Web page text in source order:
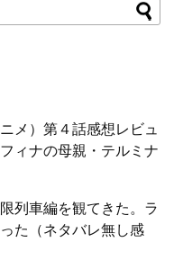
メ）第４話感想レビュ
ィナの母親・テルミナ
列車編を観てきた。ラ
た（ネタバレ無し感